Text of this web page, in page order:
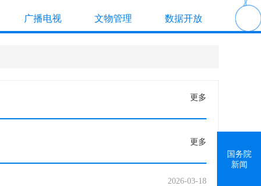
广播电视 文物管理 数据开放
国务院
新闻
更多
更多
2026-03-18